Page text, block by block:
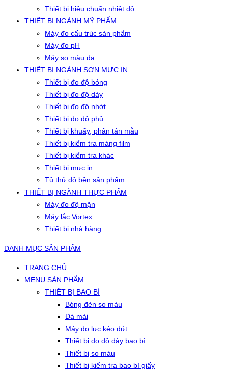
Thiết bị hiệu chuẩn nhiệt độ
THIẾT BỊ NGÀNH MỸ PHẨM
Máy đo cấu trúc sản phẩm
Máy đo pH
Máy so màu da
THIẾT BỊ NGÀNH SƠN MỰC IN
Thiết bị đo độ bóng
Thiết bị đo độ dày
Thiết bị đo độ nhớt
Thiết bị đo độ phủ
Thiết bị khuấy, phân tán mẫu
Thiết bị kiểm tra màng film
Thiết bị kiểm tra khác
Thiết bị mực in
Tủ thử độ bền sản phẩm
THIẾT BỊ NGÀNH THỰC PHẨM
Máy đo độ mặn
Máy lắc Vortex
Thiết bị nhà hàng
DANH MỤC SẢN PHẨM
TRANG CHỦ
MENU SẢN PHẨM
THIẾT BỊ BAO BÌ
Bóng đèn so màu
Đá mài
Máy đo lực kéo đứt
Thiết bị đo độ dày bao bì
Thiết bị so màu
Thiết bị kiểm tra bao bì giấy